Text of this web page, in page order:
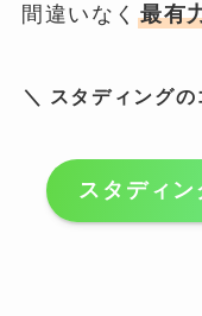
間違いなく 最有
＼ スタディング
スタディ